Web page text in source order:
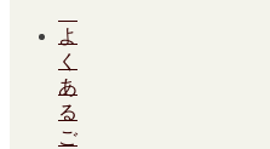
よ
く
あ
る
ご